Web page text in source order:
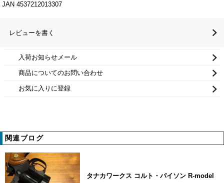
JAN 4537212013307
レビューを書く
入荷お知らせメール
商品についてのお問い合わせ
お気に入りに登録
関連ブログ
タナカワークス コルト・パイソン R-model